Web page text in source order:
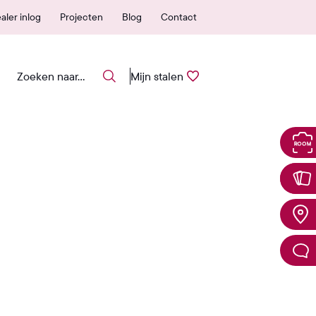
erkende verkooppunten
inlog Projecten Blog Contact
Mijn stalen